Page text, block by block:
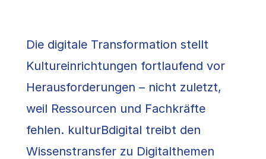
Die digitale Transformation stellt
Kultureinrichtungen fortlaufend vor
Herausforderungen – nicht zuletzt,
weil Ressourcen und Fachkräfte
fehlen. kulturBdigital treibt den
Wissenstransfer zu Digitalthemen